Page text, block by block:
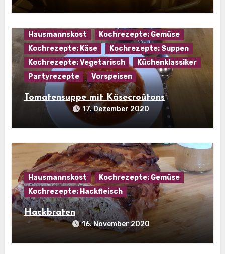
Hausmannskost
Kochrezepte: Gemüse
Kochrezepte: Käse
Kochrezepte: Suppen
Kochrezepte: Vegetarisch
Küchenklassiker
Partyrezepte
Vorspeisen
Tomatensuppe mit Käsecroûtons
17. Dezember 2020
Hausmannskost
Kochrezepte: Gemüse
Kochrezepte: Hackfleisch
Hackbraten
16. November 2020